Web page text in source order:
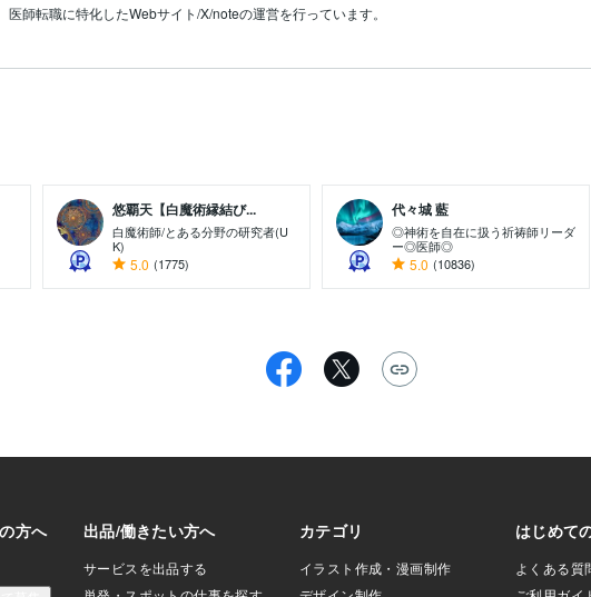
悠覇天【白魔術縁結び...
白魔術師/とある分野の研究者(U
K)
5.0 (1775)
代々城 藍
◎神術を自在に扱う祈祷師リーダ
ー◎医師◎
5.0 (10836)